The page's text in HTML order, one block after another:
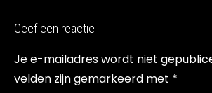
Geef een reactie
Je e-mailadres wordt niet
velden zijn gemarkeerd met *